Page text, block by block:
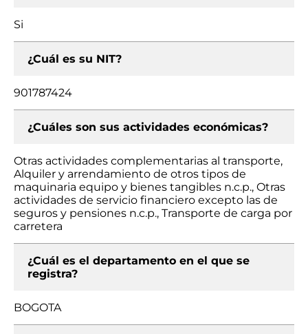
Si
¿Cuál es su NIT?
901787424
¿Cuáles son sus actividades económicas?
Otras actividades complementarias al transporte,
Alquiler y arrendamiento de otros tipos de
maquinaria equipo y bienes tangibles n.c.p., Otras
actividades de servicio financiero excepto las de
seguros y pensiones n.c.p., Transporte de carga por
carretera
¿Cuál es el departamento en el que se
registra?
BOGOTA